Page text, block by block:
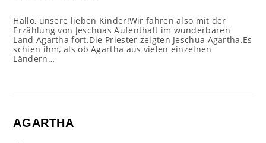
Hallo, unsere lieben Kinder!Wir fahren also mit der
Erzählung von Jeschuas Aufenthalt im wunderbaren
Land Agartha fort.Die Priester zeigten Jeschua Agartha.Es
schien ihm, als ob Agartha aus vielen einzelnen
Ländern…
AGARTHA